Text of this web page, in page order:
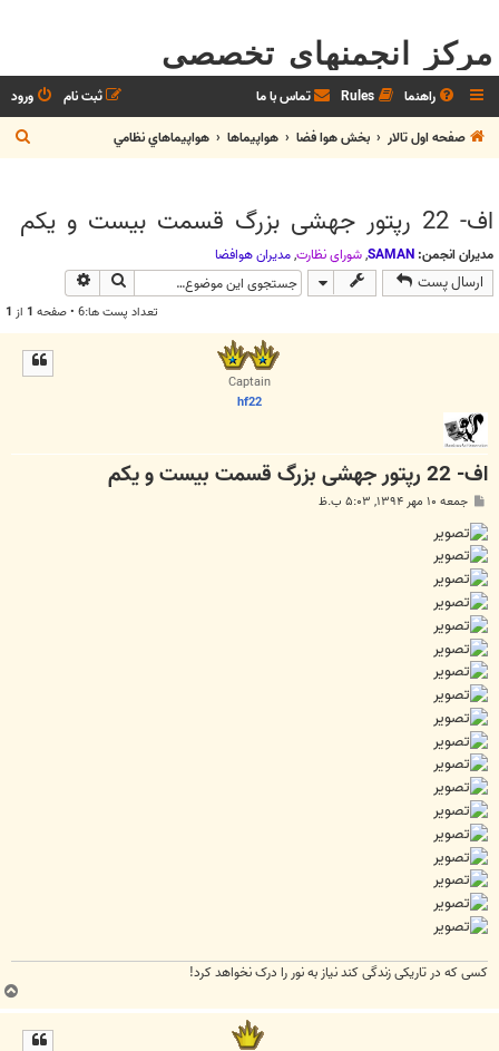
مرکز انجمنهای تخصصی
راهنما Rules تماس با ما ورود
ثبت نام
صفحه اول تالار
بخش هوا فضا هواپيماها هواپيماهاي نظامي
س
اف- 22 رپتور جهشی بزرگ قسمت بیست و یکم
مدیران انجمن: SAMAN
,شوراي نظارت,مديران هوافضا
ارسال پست جستجو
تعداد پست ها:6 • صفحه 1 از 1
Captain
hf22
اف- 22 رپتور جهشی بزرگ قسمت بیست و یکم
ت
جمعه ۱۰ مهر ۱۳۹۴, ۵:۰۳ ب.ظ
کسی که در تاریکی زندگی کند نیاز به نور را درک نخواهد کرد!